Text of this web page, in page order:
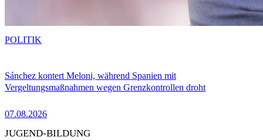
Sánchez kontert Meloni, während Spanien mit
Vergeltungsmaßnahmen wegen Grenzkontrollen droht
07.08.2026
POLITIK
JUGEND-BILDUNG